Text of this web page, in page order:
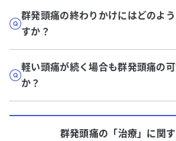
群発頭痛の終わりかけにはどのよ
すか？
軽い頭痛が続く場合も群発頭痛の
か？
群発頭痛の「治療」に関